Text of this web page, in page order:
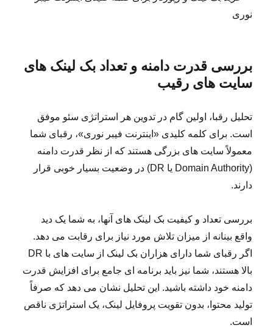
بررسی قدرت دامنه و تعداد بک لینک های
سایت های رقیب
تحلیل رقبا، اولین گام در تدوین هر استراتژی سئو موفق
است. برای کلمه کلیدی «اینترنت فیبر نوری»، رقبای شما
معمولاً سایت های بزرگی هستند که از نظر قدرت دامنه
(Domain Authority یا DR) در وضعیت بسیار خوبی قرار
دارند.
بررسی تعداد و کیفیت بک لینک های آنها، به شما یک دید
واقع بینانه از میزان تلاش مورد نیاز برای رقابت می دهد.
اگر رقبای شما دارای هزاران بک لینک از سایت های با DR
بالا هستند، شما نیز باید برنامه ای جامع برای افزایش قدرت
دامنه خود داشته باشید. این تحلیل نشان می دهد که صرفاً
تولید محتوا، بدون تقویت پروفایل لینک، یک استراتژی ناقص
است.